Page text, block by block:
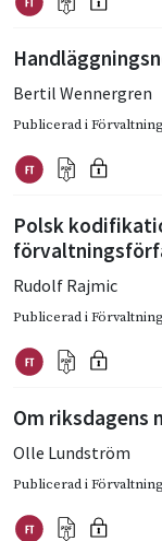
Bertil Wennergren
Publicerad i
Polsk
Rudolf Rajmic
Publicerad i
Om riksdagens
Olle Lundström
Publicerad i